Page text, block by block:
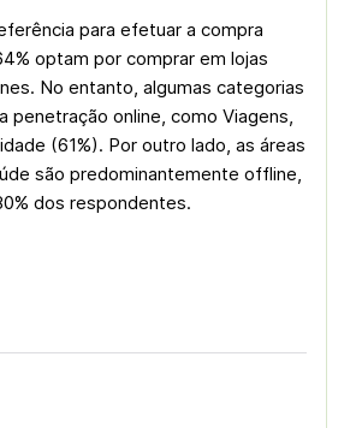
para efetuar a compra
optam por comprar em lojas
No entanto, algumas categorias
penetração online, como Viagens,
(61%). Por outro lado, as áreas
são predominantemente offline,
dos respondentes.